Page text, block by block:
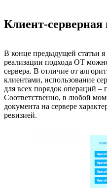
Клиент-серверная
В конце предыдущей статьи я
реализации подхода ОТ
сервера. В отличие от
клиентами, использование
для всех порядок операций –
Соответственно, в любой
документа на сервере
ревизией.